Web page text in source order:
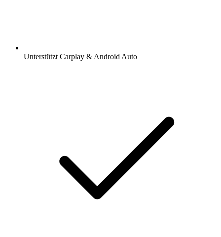
Unterstützt Carplay & Android Auto